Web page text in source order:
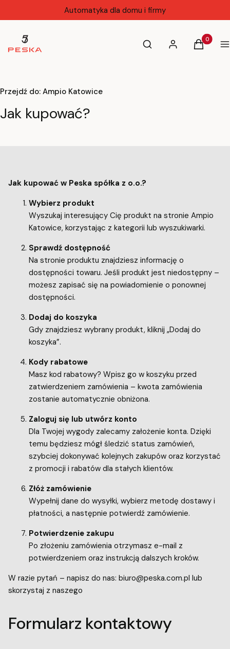
Automatyka dla domu i firmy
Otwórz wyszukiwarkę
Szukaj Zaloguj sięProdukty
Koszyk
Przejdź do: Ampio Katowice
Jak kupować?
Jak kupować w Peska spółka z o.o.?
Wybierz produkt
Wyszukaj interesujący Cię produkt na stronie Ampio
Katowice, korzystając z kategorii lub wyszukiwarki.
Sprawdź dostępność
Na stronie produktu znajdziesz informację o
dostępności towaru. Jeśli produkt jest niedostępny –
możesz zapisać się na powiadomienie o ponownej
dostępności.
Dodaj do koszyka
Gdy znajdziesz wybrany produkt, kliknij „Dodaj do
koszyka”.
Kody rabatowe
Masz kod rabatowy? Wpisz go w koszyku przed
zatwierdzeniem zamówienia – kwota zamówienia
zostanie automatycznie obniżona.
Zaloguj się lub utwórz konto
Dla Twojej wygody zalecamy założenie konta. Dzięki
temu będziesz mógł śledzić status zamówień,
szybciej dokonywać kolejnych zakupów oraz korzystać
z promocji i rabatów dla stałych klientów.
Złóż zamówienie
Wypełnij dane do wysyłki, wybierz metodę dostawy i
płatności, a następnie potwierdź zamówienie.
Potwierdzenie zakupu
Po złożeniu zamówienia otrzymasz e-mail z
potwierdzeniem oraz instrukcją dalszych kroków.
W razie pytań – napisz do nas: biuro@peska.com.pl lub
skorzystaj z naszego
Formularz kontaktowy